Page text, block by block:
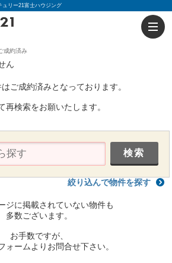
ュリー21富士ハウジング
成約済み
ん
ご成約済みとなっております。
再検索をお願いたします。
絞り込んで物件を探す
ジに掲載されていない物件も
多数ございます。
お手数ですが、
ォームよりお問合せ下さい。